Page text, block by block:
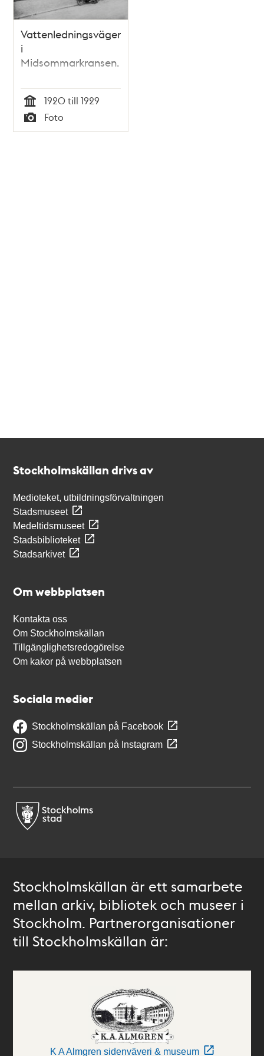
Vattenledningsvägen
i
Midsommarkransen.
Tid
1920 till 1929
Typ
Foto
Stockholmskällan drivs av
Medioteket, utbildningsförvaltningen
Stadsmuseet
Medeltidsmuseet
Stadsbiblioteket
Stadsarkivet
Om webbplatsen
Kontakta oss
Om Stockholmskällan
Tillgänglighetsredogörelse
Om kakor på webbplatsen
Sociala medier
Stockholmskällan på Facebook
Stockholmskällan på Instagram
Stockholmskällan är ett samarbete
mellan arkiv, bibliotek och museer i
Stockholm. Partnerorganisationer
till Stockholmskällan är:
K A Almgren sidenväveri & museum